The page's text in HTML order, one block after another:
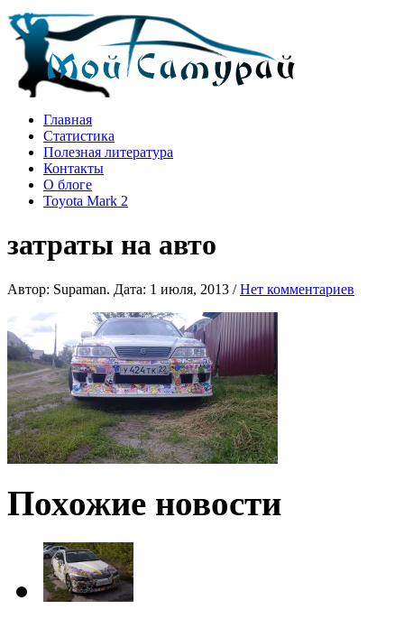
Главная
Статистика
Полезная литература
Контакты
О блоге
Toyota Mark 2
затраты на авто
Автор: Supaman. Дата: 1 июля, 2013 /Нет комментариев
Похожие новости